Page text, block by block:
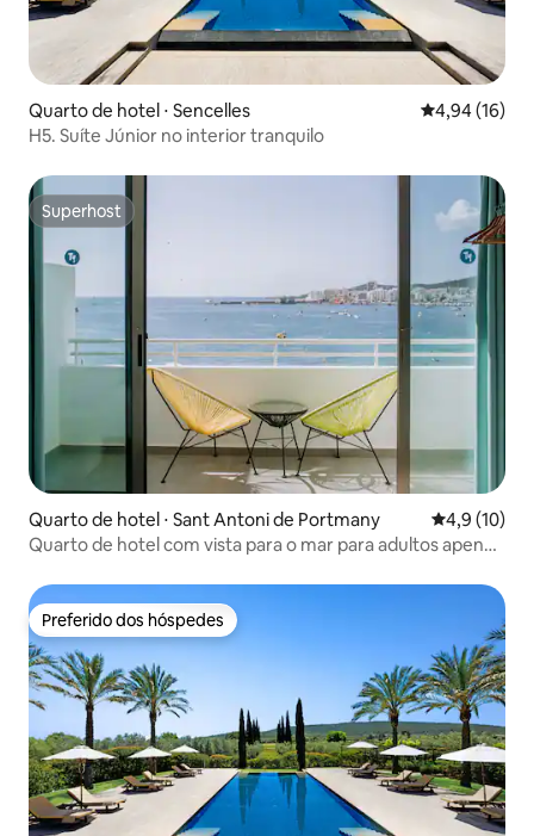
Quarto de hotel ⋅ Sencelles 4,94 de uma
4,94 (16)
H5. Suíte Júnior no interior tranquilo
Superhost
Superhost
Quarto de hotel ⋅ Sant Antoni de Portmany 4,9 de uma
4,9 (10)
Quarto de hotel com vista para o mar para adultos apenas
Preferido dos hóspedes
Preferido dos hóspedes